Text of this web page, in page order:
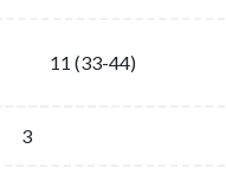
11 (33-44)
3